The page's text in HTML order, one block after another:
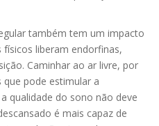
também tem um impacto
físicos liberam endorfinas,
Caminhar ao ar livre, por
pode estimular a
qualidade do sono não deve
é mais capaz de